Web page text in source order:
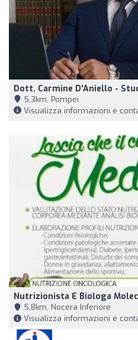
Dott. Carmine D'Aniello -
5,3km, Pompei
Visualizza informazioni e
Nutrizionista E Biologa
5,8km, Nocera Inferiore
Visualizza informazioni e